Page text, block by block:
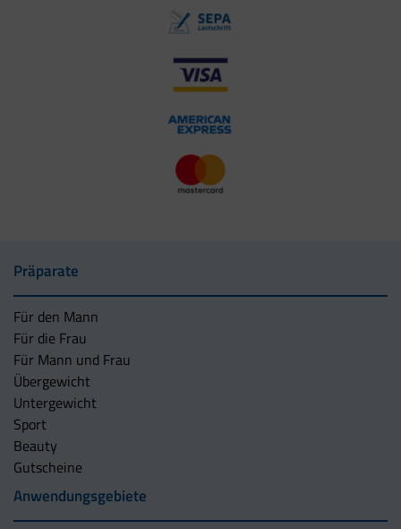
Präparate
Für den Mann
Für die Frau
Für Mann und Frau
Übergewicht
Untergewicht
Sport
Beauty
Gutscheine
Anwendungsgebiete